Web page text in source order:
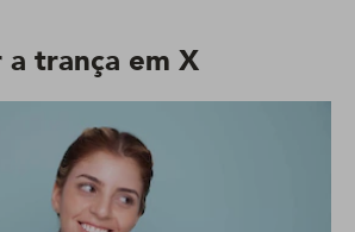
trança em X